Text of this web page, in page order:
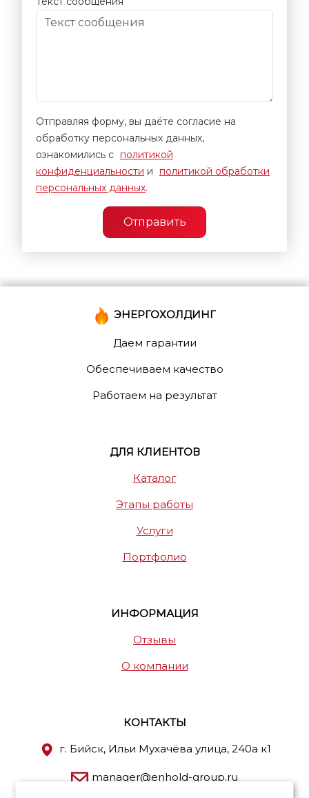
Отправляя форму, вы даёте согласие на
обработку персональных данных,
ознакомились с политикой
конфиденциальности и
политикой обработки
персональных данных.
Отправить
ЭНЕРГОХОЛДИНГ
Даем гарантии
Обеспечиваем качество
Работаем на результат
ДЛЯ КЛИЕНТОВ
Каталог
Этапы работы
Услуги
Портфолио
ИНФОРМАЦИЯ
Отзывы
О компании
КОНТАКТЫ
г. Бийск, Ильи Мухачёва улица, 240а к1
manager@enhold-group.ru